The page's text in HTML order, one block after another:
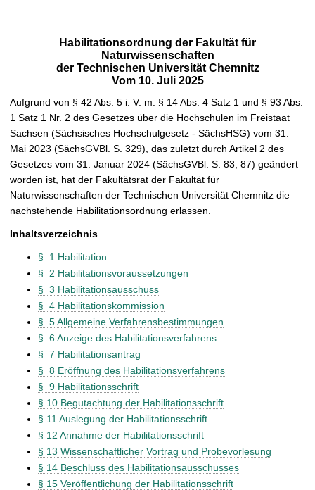
Habilitationsordnung der Fakultät für
Naturwissenschaften
der Technischen Universität Chemnitz
Vom 10. Juli 2025
Aufgrund von § 42 Abs. 5 i. V. m. § 14 Abs. 4 Satz 1 und § 93 Abs.
1 Satz 1 Nr. 2 des Gesetzes über die Hochschulen im Freistaat
Sachsen (Sächsisches Hochschulgesetz - SächsHSG) vom 31.
Mai 2023 (SächsGVBl. S. 329), das zuletzt durch Artikel 2 des
Gesetzes vom 31. Januar 2024 (SächsGVBl. S. 83, 87) geändert
worden ist, hat der Fakultätsrat der Fakultät für
Naturwissenschaften der Technischen Universität Chemnitz die
nachstehende Habilitationsordnung erlassen.
Inhaltsverzeichnis
§ 1 Habilitation
§ 2 Habilitationsvoraussetzungen
§ 3 Habilitationsausschuss
§ 4 Habilitationskommission
§ 5 Allgemeine Verfahrensbestimmungen
§ 6 Anzeige des Habilitationsverfahrens
§ 7 Habilitationsantrag
§ 8 Eröffnung des Habilitationsverfahrens
§ 9 Habilitationsschrift
§ 10 Begutachtung der Habilitationsschrift
§ 11 Auslegung der Habilitationsschrift
§ 12 Annahme der Habilitationsschrift
§ 13 Wissenschaftlicher Vortrag und Probevorlesung
§ 14 Beschluss des Habilitationsausschusses
§ 15 Veröffentlichung der Habilitationsschrift